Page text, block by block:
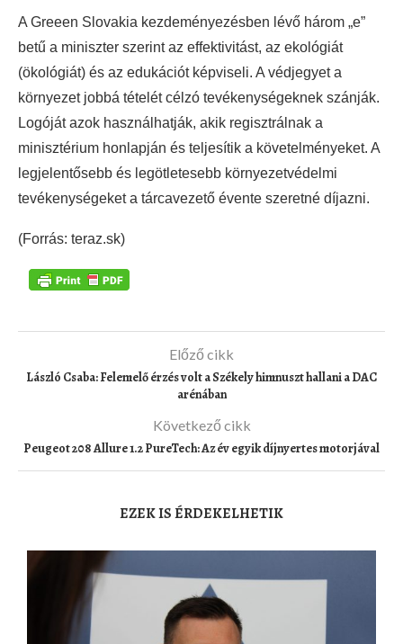
A Greeen Slovakia kezdeményezésben lévő három „e”
betű a miniszter szerint az effektivitást, az ekológiát
(ökológiát) és az edukációt képviseli. A védjegyet a
környezet jobbá tételét célzó tevékenységeknek szánják.
Logóját azok használhatják, akik regisztrálnak a
minisztérium honlapján és teljesítik a követelményeket. A
legjelentősebb és legötletesebb környezetvédelmi
tevékenységeket a tárcavezető évente szeretné díjazni.
(Forrás: teraz.sk)
Előző cikk
László Csaba: Felemelő érzés volt a Székely himnuszt hallani a DAC
arénában
Következő cikk
Peugeot 208 Allure 1.2 PureTech: Az év egyik díjnyertes motorjával
EZEK IS ÉRDEKELHETIK